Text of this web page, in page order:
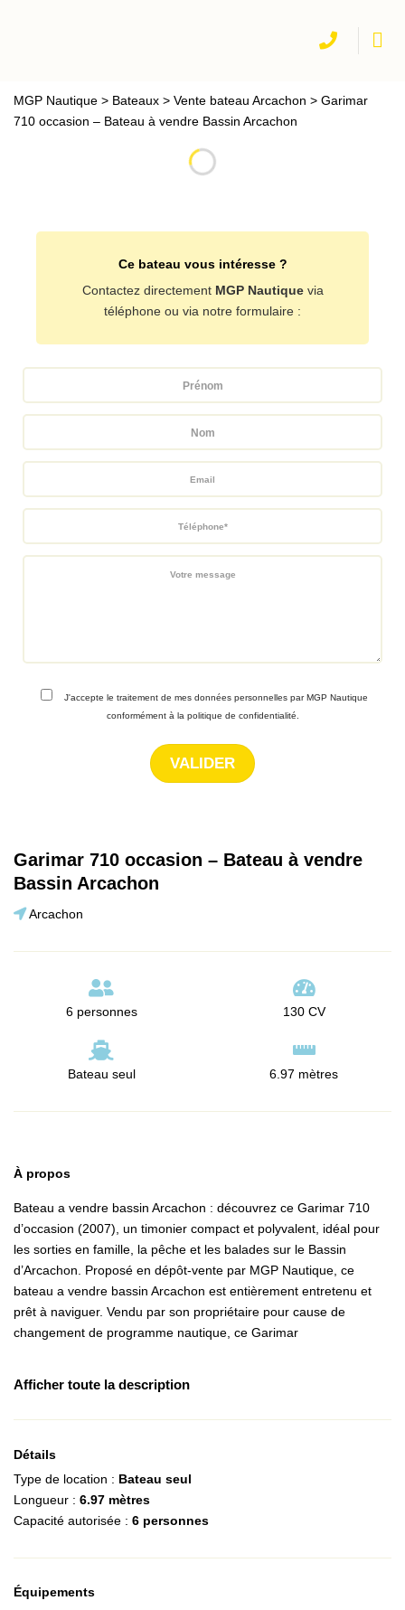
MGP Nautique > Bateaux > Vente bateau Arcachon > Garimar
710 occasion – Bateau à vendre Bassin Arcachon
Garimar 710 occasion – Bateau à vendre
Bassin Arcachon
Arcachon
6 personnes 130 CV
Bateau seul 6.97 mètres
À propos
Bateau a vendre bassin Arcachon : découvrez ce Garimar 710
d’occasion (2007), un timonier compact et polyvalent, idéal pour
les sorties en famille, la pêche et les balades sur le Bassin
d’Arcachon. Proposé en dépôt-vente par MGP Nautique, ce
bateau a vendre bassin Arcachon est entièrement entretenu et
prêt à naviguer. Vendu par son propriétaire pour cause de
changement de programme nautique, ce Garimar
Afficher toute la description
Détails
Type de location : Bateau seul
Longueur : 6.97 mètres
Capacité autorisée : 6 personnes
Équipements
Ce bateau vous intéresse ?
Contactez directement MGP Nautiquevia
téléphone ou via notre formulaire :
J'accepte le traitement de mes données personnelles par MGP Nautique
conformément à la politique de confidentialité.